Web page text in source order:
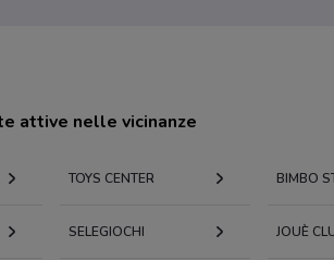
attive nelle vicinanze
TOYS CENTER BIMBO
SELEGIOCHI JOUÈ